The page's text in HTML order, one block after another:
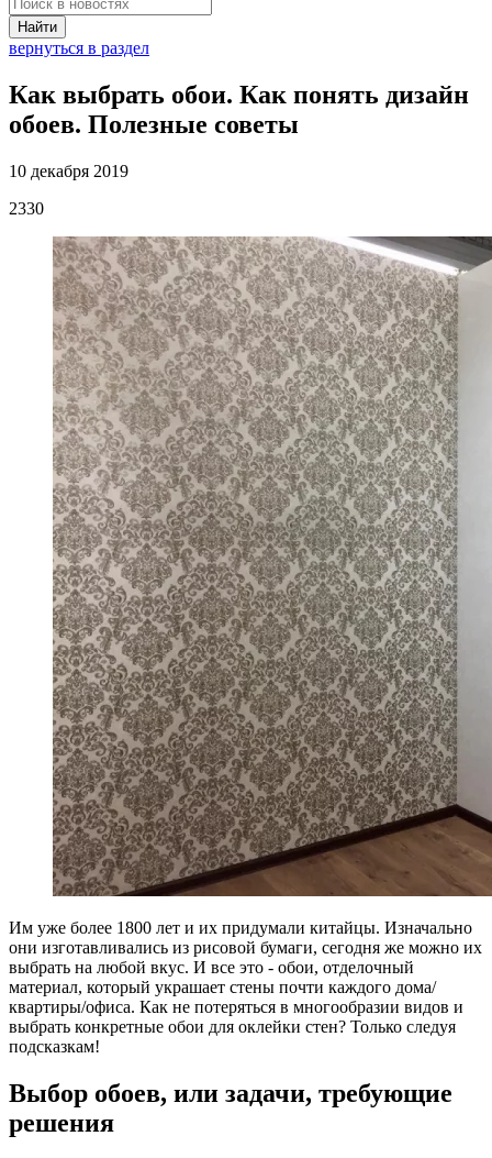
Найти
вернуться в раздел
Как выбрать обои. Как понять дизайн
обоев. Полезные советы
10 декабря 2019
2330
Им уже более 1800 лет и их придумали китайцы. Изначально
они изготавливались из рисовой бумаги, сегодня же можно их
выбрать на любой вкус. И все это - обои, отделочный
материал, который украшает стены почти каждого дома/
квартиры/офиса. Как не потеряться в многообразии видов и
выбрать конкретные обои для оклейки стен? Только следуя
подсказкам!
Выбор обоев, или задачи, требующие
решения